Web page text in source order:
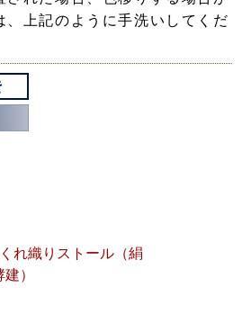
、上記のように手洗いしてくだ
れ織りストール（絹
）